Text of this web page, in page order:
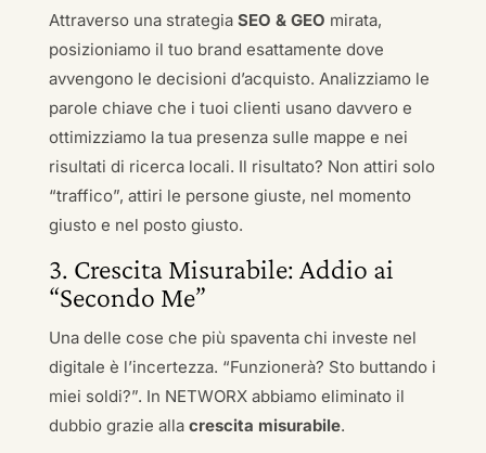
Attraverso una strategia SEO & GEO mirata,
posizioniamo il tuo brand esattamente dove
avvengono le decisioni d’acquisto. Analizziamo le
parole chiave che i tuoi clienti usano davvero e
ottimizziamo la tua presenza sulle mappe e nei
risultati di ricerca locali. Il risultato? Non attiri solo
“traffico”, attiri le persone giuste, nel momento
giusto e nel posto giusto.
3. Crescita Misurabile: Addio ai
“Secondo Me”
Una delle cose che più spaventa chi investe nel
digitale è l’incertezza. “Funzionerà? Sto buttando i
miei soldi?”. In NETWORX abbiamo eliminato il
dubbio grazie alla crescita misurabile.